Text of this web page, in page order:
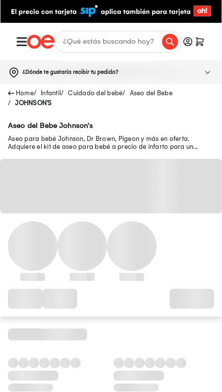
¿Dónde te gustaría recibir tu pedido?
Infantil Cuidado del bebé
Aseo del Bebe
JOHNSON'S
Aseo del Bebe Johnson's
Aseo para bebé Johnson, Dr Brown, Pigeon y más en oferta.
Adquiere el kit de aseo para bebé a precio de infarto para un